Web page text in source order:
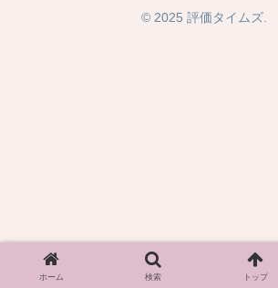
© 2025 評価タイムズ.
ホーム 検索 トップ